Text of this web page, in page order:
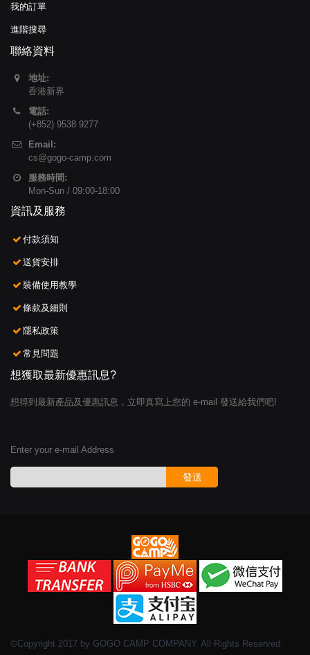
我的訂單
進階搜尋
聯絡資料
地址:
香港新界
電話:
(+852) 9538 9277
Email:
cs@gogo-camp.com
服務時間:
Mon-Sun / 09:00-18:00
資訊及服務
付款須知
送貨安排
裝備使用教學
條款及細則
隱私政策
常見問題
想獲取最新優惠訊息?
想得到最新產品及優惠訊息，立即真寫上您的 e-mail 發送給我們吧!
Enter your e-mail Address
發送
©Copyright 2017 by GOGO CAMP COMPANY. All Rights Reserved.